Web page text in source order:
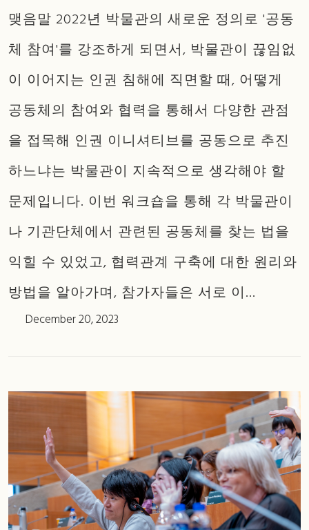
맺음말 2022년 박물관의 새로운 정의로 '공동
체 참여'를 강조하게 되면서, 박물관이 끊임없
이 이어지는 인권 침해에 직면할 때, 어떻게
공동체의 참여와 협력을 통해서 다양한 관점
을 접목해 인권 이니셔티브를 공동으로 추진
하느냐는 박물관이 지속적으로 생각해야 할
문제입니다. 이번 워크숍을 통해 각 박물관이
나 기관단체에서 관련된 공동체를 찾는 법을
익힐 수 있었고, 협력관계 구축에 대한 원리와
방법을 알아가며, 참가자들은 서로 이...
December 20, 2023